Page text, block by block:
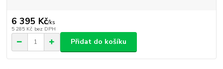
6 395 Kč/ks
5 285 Kč bez DPH
Přidat do košíku